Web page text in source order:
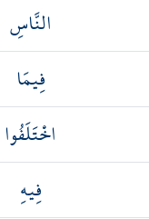
النَّاسِ
فِيمَا
اخْتَلَفُوا
فِيهِ